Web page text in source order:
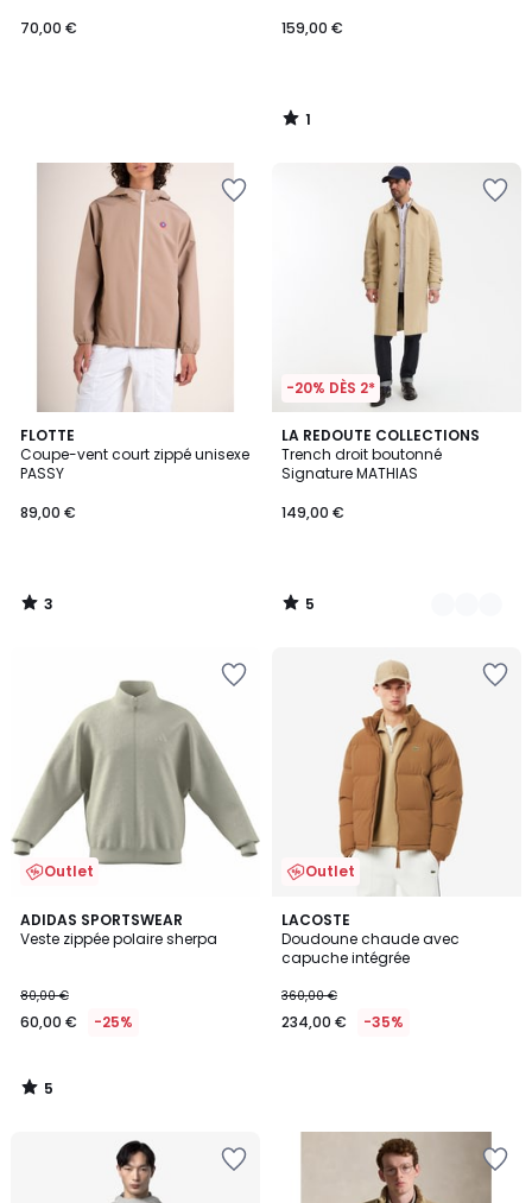
70,00 €
159,00 €
1
/
FLOTTE
Coupe-vent court zippé unisexe
PASSY
89,00 €
3
/
5
3
/
-20% DÈS 2*
LA REDOUTE COLLECTIONS
Trench droit boutonné
Signature MATHIAS
149,00 €
5
/
5
2
Couleurs
5
/
Outlet
ADIDAS SPORTSWEAR
Veste zippée polaire sherpa
80,00 €
60,00 € -25%
5
/
5
/
Outlet
LACOSTE
Doudoune chaude avec
capuche intégrée
360,00 €
234,00 € -35%